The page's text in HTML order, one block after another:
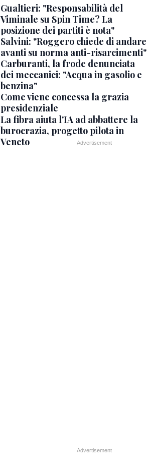
Gualtieri: "Responsabilità del
Viminale su Spin Time? La
posizione dei partiti è nota"
Salvini: "Roggero chiede di andare
avanti su norma anti-risarcimenti"
Carburanti, la frode denunciata
dei meccanici: "Acqua in gasolio e
benzina"
Come viene concessa la grazia
presidenziale
La fibra aiuta l'IA ad abbattere la
burocrazia, progetto pilota in
Veneto